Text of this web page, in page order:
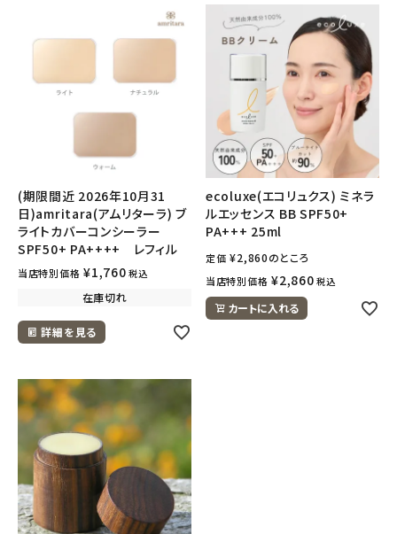
(期限間近 2026年10月31
日)amritara(アムリターラ) ブ
ライトカバーコンシーラー
SPF50+ PA++++ レフィル
当店特別価格 ¥1,760 税込
在庫切れ
詳細を見る
ecoluxe(エコリュクス) ミネラ
ルエッセンス BB SPF50+
PA+++ 25ml
定価 ¥2,860のところ
当店特別価格 ¥2,860 税込
カートに入れる